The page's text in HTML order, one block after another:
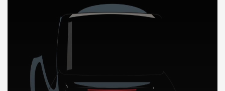
DÉCOUVREZ NOTRE IMPORTATION AUTO en Finlande